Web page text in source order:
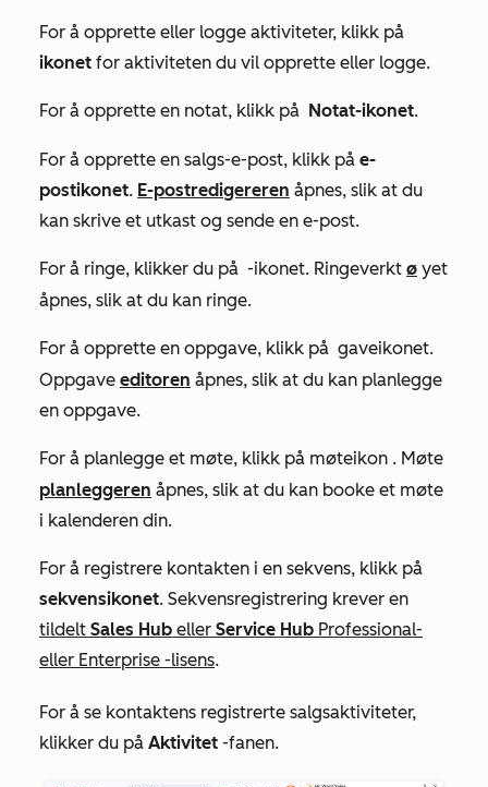
For å opprette eller logge aktiviteter, klikk på
ikonet for aktiviteten du vil opprette eller logge.
For å opprette en notat, klikk på Notat-ikonet.
For å opprette en salgs-e-post, klikk på e-
postikonet. E-postredigereren åpnes, slik at du
kan skrive et utkast og sende en e-post.
For å ringe, klikker du på -ikonet. Ringeverkt ø yet
åpnes, slik at du kan ringe.
For å opprette en oppgave, klikk på gaveikonet.
Oppgave editoren åpnes, slik at du kan planlegge
en oppgave.
For å planlegge et møte, klikk på møteikon . Møte
planleggeren åpnes, slik at du kan booke et møte
i kalenderen din.
For å registrere kontakten i en sekvens, klikk på
sekvensikonet. Sekvensregistrering krever en
tildelt Sales Hub eller Service Hub Professional-
eller Enterprise -lisens.
For å se kontaktens registrerte salgsaktiviteter,
klikker du på Aktivitet -fanen.